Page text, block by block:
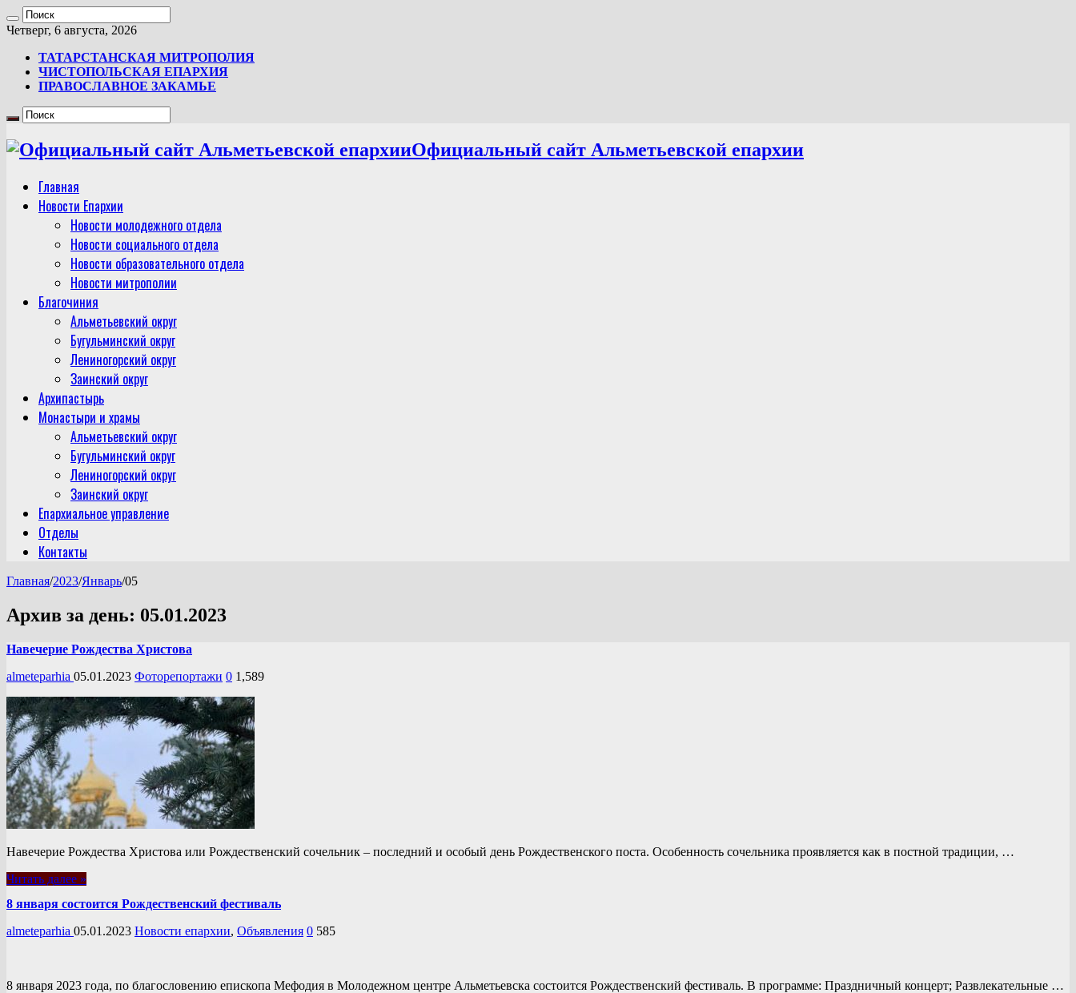
Четверг, 6 августа, 2026
ТАТАРСТАНСКАЯ МИТРОПОЛИЯ
ЧИСТОПОЛЬСКАЯ ЕПАРХИЯ
ПРАВОСЛАВНОЕ ЗАКАМЬЕ
Официальный сайт Альметьевской епархии
Главная
Новости Епархии
Новости молодежного отдела
Новости социального отдела
Новости образовательного отдела
Новости митрополии
Благочиния
Альметьевский округ
Бугульминский округ
Лениногорский округ
Заинский округ
Архипастырь
Монастыри и храмы
Альметьевский округ
Бугульминский округ
Лениногорский округ
Заинский округ
Епархиальное управление
Отделы
Контакты
Главная/2023/Январь/05
Архив за день: 05.01.2023
Навечерие Рождества Христова
almeteparhia 05.01.2023 Фоторепортажи 0 1,589
Навечерие Рождества Христова или Рождественский сочельник – последний и особый день Рождественского поста. Особенность сочельника проявляется как в постной традиции, …
Читать далее »
8 января состоится Рождественский фестиваль
almeteparhia 05.01.2023 Новости епархии, Объявления 0 585
8 января 2023 года, по благословению епископа Мефодия в Молодежном центре Альметьевска состоится Рождественский фестиваль. В программе: Праздничный концерт; Развлекательные …